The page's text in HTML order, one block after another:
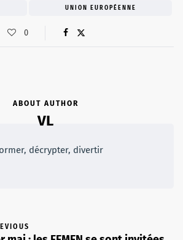
UNION EUROPÉENNE
0
ABOUT AUTHOR
VL
décrypter, divertir